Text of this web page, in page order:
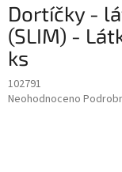
Dortíčky -
(SLIM) -
ks
102791
Průměrné
Neohodnoceno